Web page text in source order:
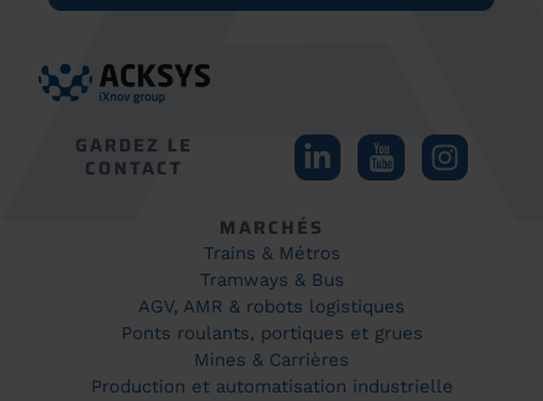
GARDEZ LE
CONTACT
MARCHÉS
Trains & Métros
Tramways & Bus
AGV, AMR & robots logistiques
Ponts roulants, portiques et grues
Mines & Carrières
Production et automatisation industrielle